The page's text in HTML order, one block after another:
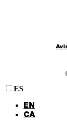
ES
EN
CA